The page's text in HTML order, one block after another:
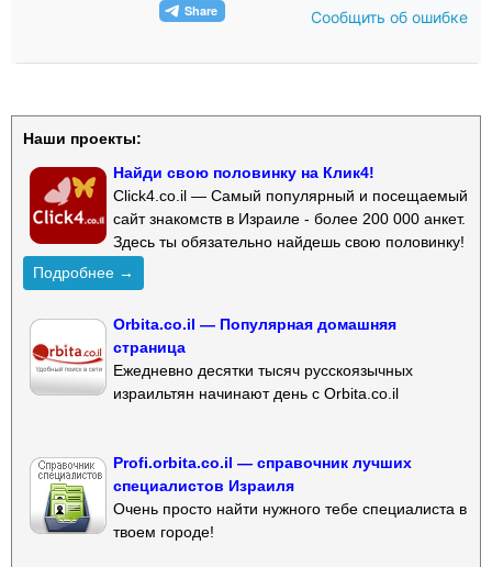
Сообщить об ошибке
Наши проекты:
Найди свою половинку на Клик4!
Click4.co.il — Самый популярный и посещаемый
сайт знакомств в Израиле - более 200 000 анкет.
Здесь ты обязательно найдешь свою половинку!
Подробнее →
Orbita.co.il — Популярная домашняя
страница
Ежедневно десятки тысяч русскоязычных
израильтян начинают день с Orbita.co.il
Profi.orbita.co.il — справочник лучших
специалистов Израиля
Очень просто найти нужного тебе специалиста в
твоем городе!